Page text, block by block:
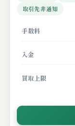
取引先非通知
手数料
入金
買取上限